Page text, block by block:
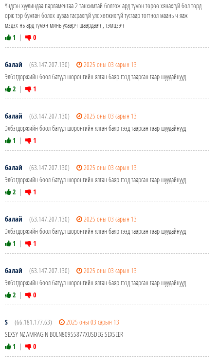
Үндсэн хуулиндаа парламентаа 2 танхимтай болгож ард түмэн төрөө хянахгүй бол төрд
орж тэр бумтан болох цуваа тасрахгүй улс хөгжихгүй тусгаар тогтнол маань ч яаж
мэдэх нь ард түмэн минь ухаарч шаардаач , тэмцээч
1 | 0
балай (63.147.207.130)
2025 оны 03 сарын 13
Элбэгдоржийн боол батүүл шоронгийн ялтан баяр гээд таарсан таар шуудайнууд
2 | 1
балай (63.147.207.130)
2025 оны 03 сарын 13
Элбэгдоржийн боол батүүл шоронгийн ялтан баяр гээд таарсан таар шуудайнууд
1 | 1
балай (63.147.207.130)
2025 оны 03 сарын 13
Элбэгдоржийн боол батүүл шоронгийн ялтан баяр гээд таарсан таар шуудайнууд
2 | 1
балай (63.147.207.130)
2025 оны 03 сарын 13
Элбэгдоржийн боол батүүл шоронгийн ялтан баяр гээд таарсан таар шуудайнууд
1 | 1
балай (63.147.207.130)
2025 оны 03 сарын 13
Элбэгдоржийн боол батүүл шоронгийн ялтан баяр гээд таарсан таар шуудайнууд
2 | 0
S (66.181.177.63)
2025 оны 03 сарын 13
SEXSY NZ AMRAG N BOLN80955877XUSDEG SEXSEER
1 | 0